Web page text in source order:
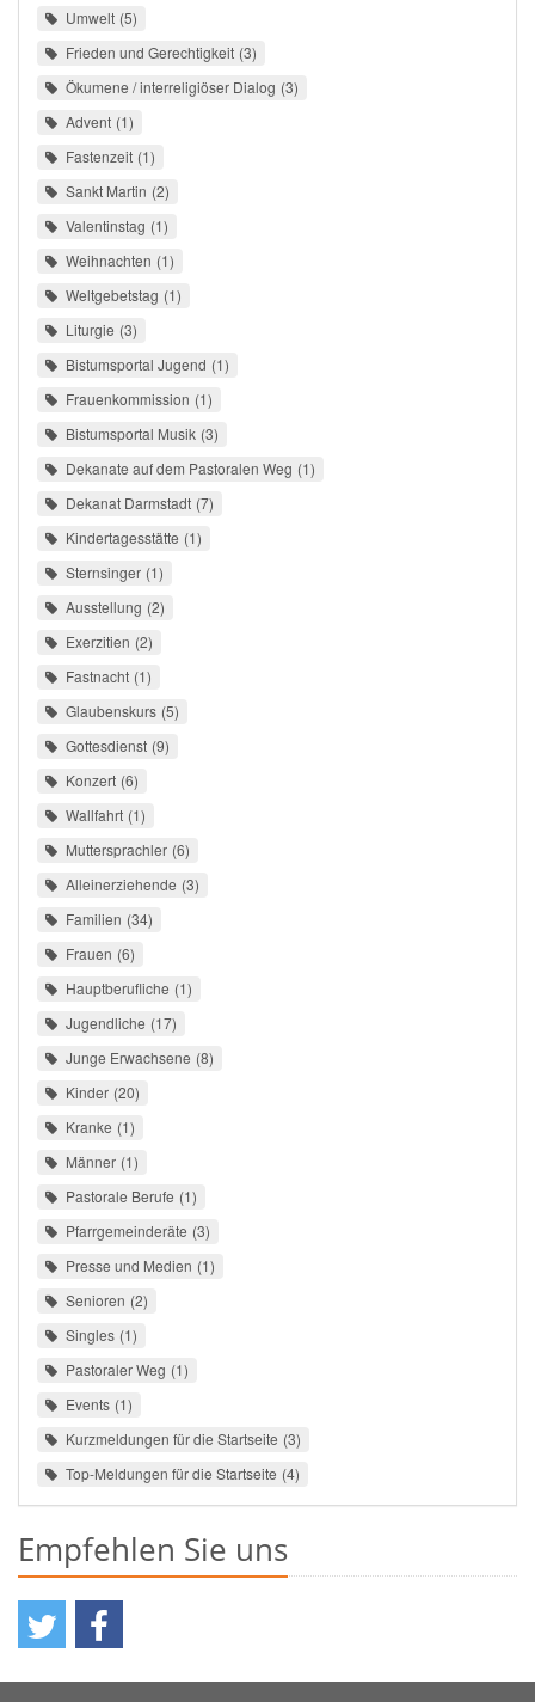
Umwelt 5
Frieden und Gerechtigkeit 3
Ökumene / interreligiöser Dialog 3
Advent 1
Fastenzeit 1
Sankt Martin 2
Valentinstag 1
Weihnachten 1
Weltgebetstag 1
Liturgie 3
Bistumsportal Jugend 1
Frauenkommission 1
Bistumsportal Musik 3
Dekanate auf dem Pastoralen Weg 1
Dekanat Darmstadt 7
Kindertagesstätte 1
Sternsinger 1
Ausstellung 2
Exerzitien 2
Fastnacht 1
Glaubenskurs 5
Gottesdienst 9
Konzert 6
Wallfahrt 1
Muttersprachler 6
Alleinerziehende 3
Familien 34
Frauen 6
Hauptberufliche 1
Jugendliche 17
Junge Erwachsene 8
Kinder 20
Kranke 1
Männer 1
Pastorale Berufe 1
Pfarrgemeinderäte 3
Presse und Medien 1
Senioren 2
Singles 1
Pastoraler Weg 1
Events 1
Kurzmeldungen für die Startseite 3
Top-Meldungen für die Startseite 4
Empfehlen Sie uns